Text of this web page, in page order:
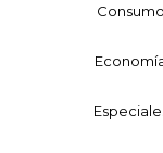
Consumo